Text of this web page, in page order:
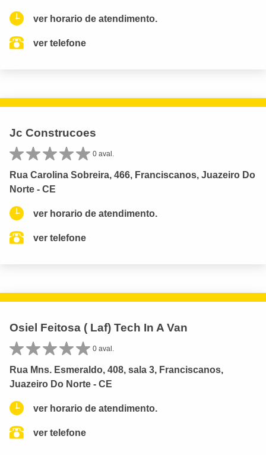
ver horario de atendimento.
ver telefone
Jc Construcoes
0 aval.
Rua Carolina Sobreira, 466, Franciscanos, Juazeiro Do
Norte - CE
ver horario de atendimento.
ver telefone
Osiel Feitosa ( Laf) Tech In A Van
0 aval.
Rua Mns. Esmeraldo, 408, sala 3, Franciscanos,
Juazeiro Do Norte - CE
ver horario de atendimento.
ver telefone